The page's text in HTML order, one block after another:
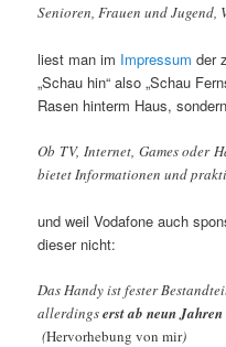
Senioren, Frauen und Jugend,
liest man im Impressum der
„Schau hin“ also „Schau
Rasen hinterm Haus,
Ob TV, Internet, Games oder
bietet Informationen und
und weil Vodafone auch
dieser nicht:
Das Handy ist fester
allerdingserst ab neun Jahren
(Hervorhebung von mir)